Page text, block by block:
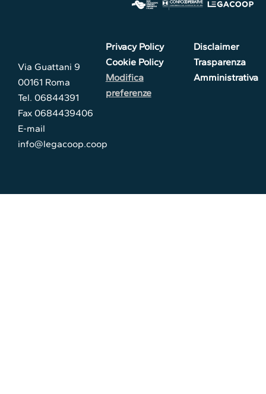
Via Guattani 9
00161 Roma
Tel. 06844391
Fax 0684439406
E-mail
info@legacoop.coop
Privacy Policy
Cookie Policy
Modifica
preferenze
Disclaimer
Trasparenza
Amministrativa